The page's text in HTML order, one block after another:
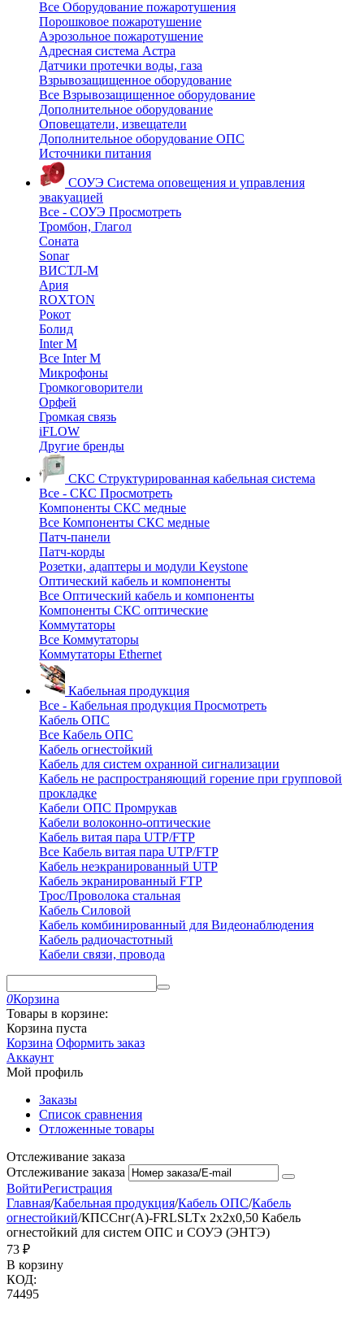
Все Оборудование пожаротушения
Порошковое пожаротушение
Аэрозольное пожаротушение
Адресная система Астра
Датчики протечки воды, газа
Взрывозащищенное оборудование
Все Взрывозащищенное оборудование
Дополнительное оборудование
Оповещатели, извещатели
Дополнительное оборудование ОПС
Источники питания
СОУЭ Система оповещения и управления
эвакуацией
Все - СОУЭ Просмотреть
Тромбон, Глагол
Соната
Sonar
ВИСТЛ-М
Ария
ROXTON
Рокот
Болид
Inter M
Все Inter M
Микрофоны
Громкоговорители
Орфей
Громкая связь
iFLOW
Другие бренды
СКС Структурированная кабельная система
Все - СКС Просмотреть
Компоненты СКС медные
Все Компоненты СКС медные
Патч-панели
Патч-корды
Розетки, адаптеры и модули Keystone
Оптический кабель и компоненты
Все Оптический кабель и компоненты
Компоненты СКС оптические
Коммутаторы
Все Коммутаторы
Коммутаторы Ethernet
Кабельная продукция
Все - Кабельная продукция Просмотреть
Кабель ОПС
Все Кабель ОПС
Кабель огнестойкий
Кабель для систем охранной сигнализации
Кабель не распространяющий горение при групповой
прокладке
Кабели ОПС Промрукав
Кабели волоконно-оптические
Кабель витая пара UTP/FTP
Все Кабель витая пара UTP/FTP
Кабель неэкранированный UTP
Кабель экранированный FTP
Трос/Проволока стальная
Кабель Силовой
Кабель комбинированный для Видеонаблюдения
Кабель радиочастотный
Кабели связи, провода
0Корзина
Товары в корзине:
Корзина пуста
Корзина Оформить заказ
Аккаунт
Мой профиль
Заказы
Список сравнения
Отложенные товары
Отслеживание заказа
Отслеживание заказа
ВойтиРегистрация
Главная/Кабельная продукция/Кабель ОПС/Кабель
огнестойкий/КПССнг(А)-FRLSLTx 2х2х0,50 Кабель
огнестойкий для систем ОПС и СОУЭ (ЭНТЭ)
‍73‍ ₽
В корзину
КОД:
74495